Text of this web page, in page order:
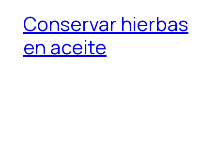
Conservar hierbas
en aceite